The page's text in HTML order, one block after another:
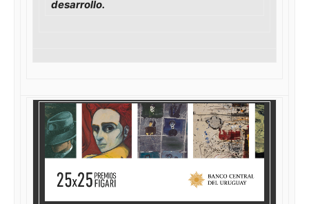
desarrollo.